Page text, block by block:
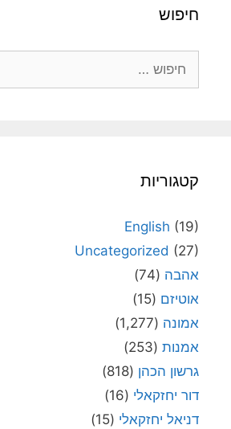
חיפוש
קטגוריות
English (19)
Uncategorized (27)
אהבה (74)
אוטיזם (15)
אמונה (1,277)
אמנות (253)
גרשון הכהן (818)
דור יחזקאלי (16)
דניאל יחזקאלי (15)